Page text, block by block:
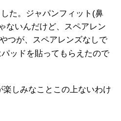
た。ジャパンフィット(鼻
ないんだけど、スペアレン
つが、スペアレンズなしで
ッドを貼ってもらえたので
楽しみなことこの上ないわけ